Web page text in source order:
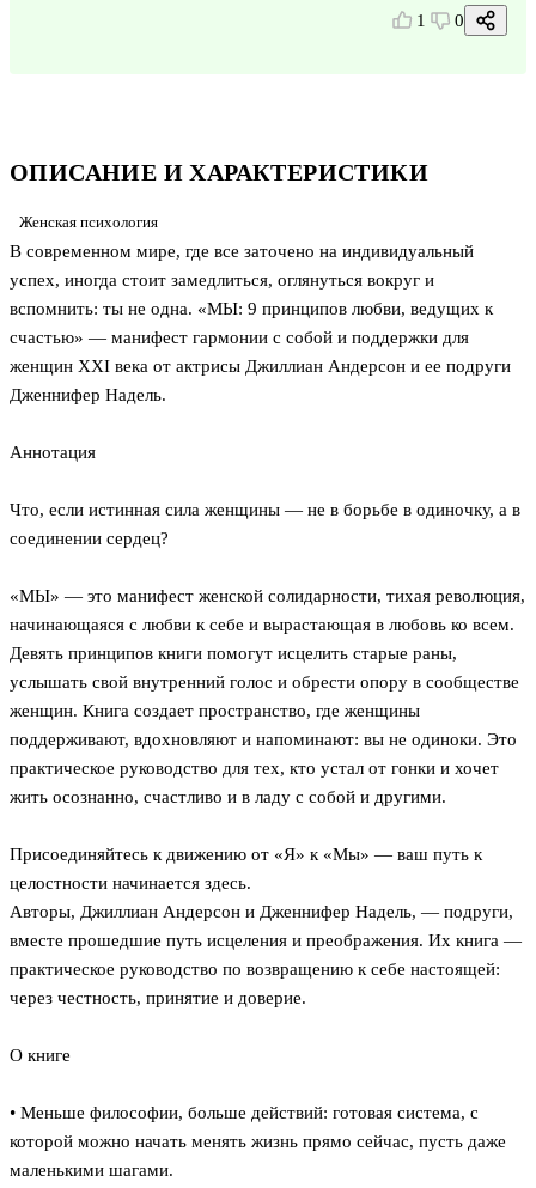
ОПИСАНИЕ И ХАРАКТЕРИСТИКИ
Женская психология
В современном мире, где все заточено на индивидуальный
успех, иногда стоит замедлиться, оглянуться вокруг и
вспомнить: ты не одна. «МЫ: 9 принципов любви, ведущих к
счастью» — манифест гармонии с собой и поддержки для
женщин XXI века от актрисы Джиллиан Андерсон и ее подруги
Дженнифер Надель.
Аннотация
Что, если истинная сила женщины — не в борьбе в одиночку, а в
соединении сердец?
«МЫ» — это манифест женской солидарности, тихая революция,
начинающаяся с любви к себе и вырастающая в любовь ко всем.
Девять принципов книги помогут исцелить старые раны,
услышать свой внутренний голос и обрести опору в сообществе
женщин. Книга создает пространство, где женщины
поддерживают, вдохновляют и напоминают: вы не одиноки. Это
практическое руководство для тех, кто устал от гонки и хочет
жить осознанно, счастливо и в ладу с собой и другими.
Присоединяйтесь к движению от «Я» к «Мы» — ваш путь к
целостности начинается здесь.
Авторы, Джиллиан Андерсон и Дженнифер Надель, — подруги,
вместе прошедшие путь исцеления и преображения. Их книга —
практическое руководство по возвращению к себе настоящей:
через честность, принятие и доверие.
О книге
• Меньше философии, больше действий: готовая система, с
которой можно начать менять жизнь прямо сейчас, пусть даже
маленькими шагами.
1 0